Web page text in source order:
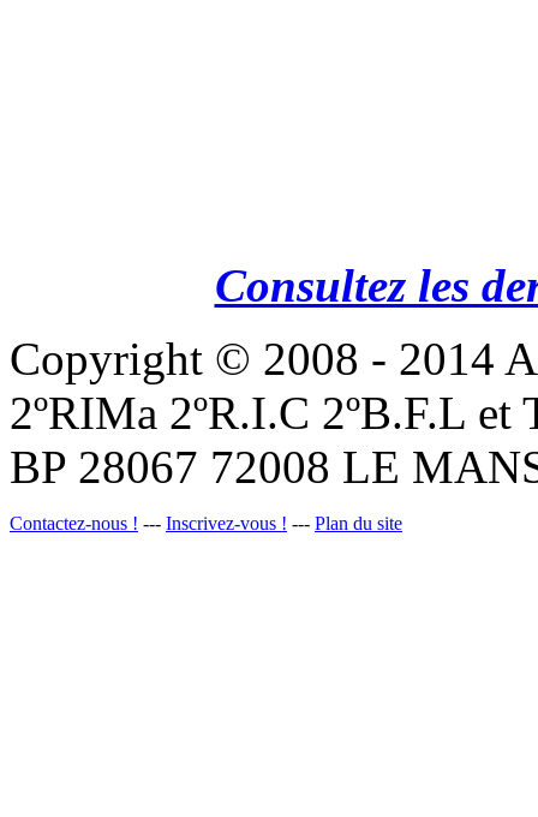
Consultez les
Copyright © 2008 - 2014
2ºRIMa 2ºR.I.C 2ºB.F.L
BP 28067 72008 LE
Contactez-nous ! --- Inscrivez-vous ! --- Plan du site